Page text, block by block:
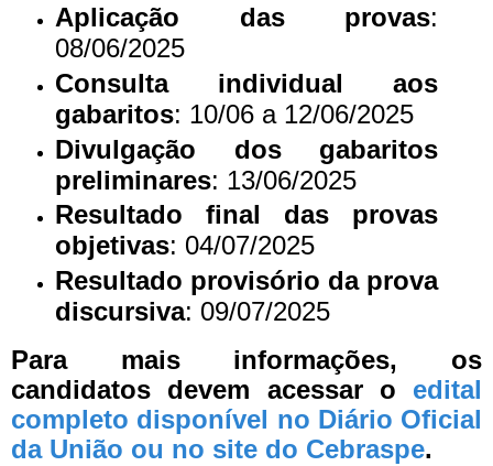
Aplicação das provas:
08/06/2025
Consulta individual aos
gabaritos: 10/06 a 12/06/2025
Divulgação dos gabaritos
preliminares: 13/06/2025
Resultado final das provas
objetivas: 04/07/2025
Resultado provisório da prova
discursiva: 09/07/2025
Para mais informações, os
candidatos devem acessar o edital
completo disponível no Diário Oficial
da União ou no site do Cebraspe.